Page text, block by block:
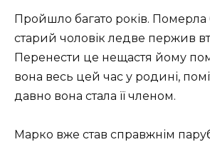
Пройшло багато років. Померла
старий чоловік ледве пержив
Перенести це нещастя йому
вона весь цей час у родині,
давно вона стала її членом.
Марко вже став справжнім